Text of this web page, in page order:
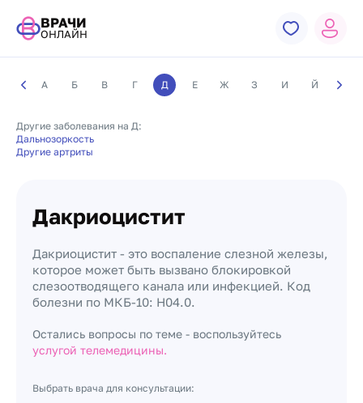
ВРАЧИ
ОНЛАЙН
А Б В Г Д Е Ж З И Й К
Другие заболевания на Д:
Дальнозоркость
Другие артриты
Дакриоцистит
Дакриоцистит - это воспаление слезной железы,
которое может быть вызвано блокировкой
слезоотводящего канала или инфекцией. Код
болезни по МКБ-10: H04.0.
Остались вопросы по теме - воспользуйтесь
услугой телемедицины.
Выбрать врача для консультации: